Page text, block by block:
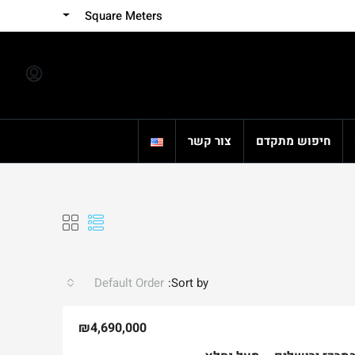
Square Meters
חיפוש מתקדם צור קשר
Sort by:
Default Order
₪4,690,000